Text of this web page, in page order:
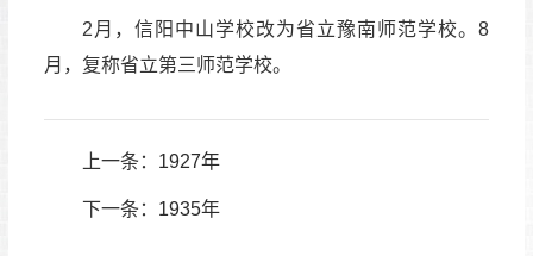
2月，信阳中山学校改为省立豫南师范学校。8
月， 复称省立第三师范学校。
上一条： 1927年
下一条： 1935年